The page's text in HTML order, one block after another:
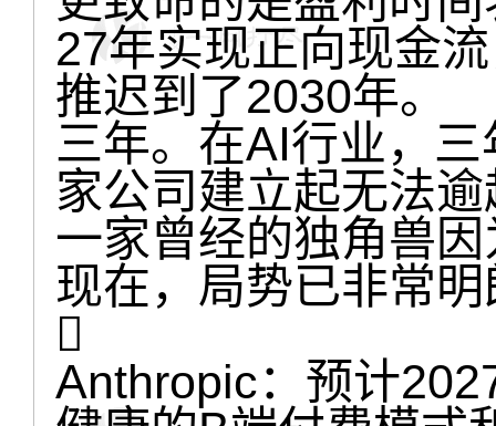
27年实现正向现金
推迟到了2030年。
三年。在AI行业，
家公司建立起无法
一家曾经的独角兽
现在，局势已非常

Anthropic：预计